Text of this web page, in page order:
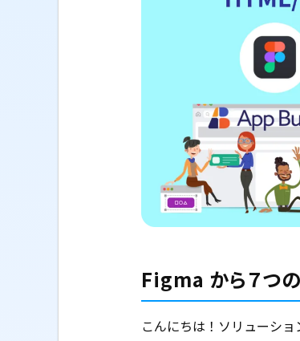
Figma から７つ
こんにちは！ソリューショ